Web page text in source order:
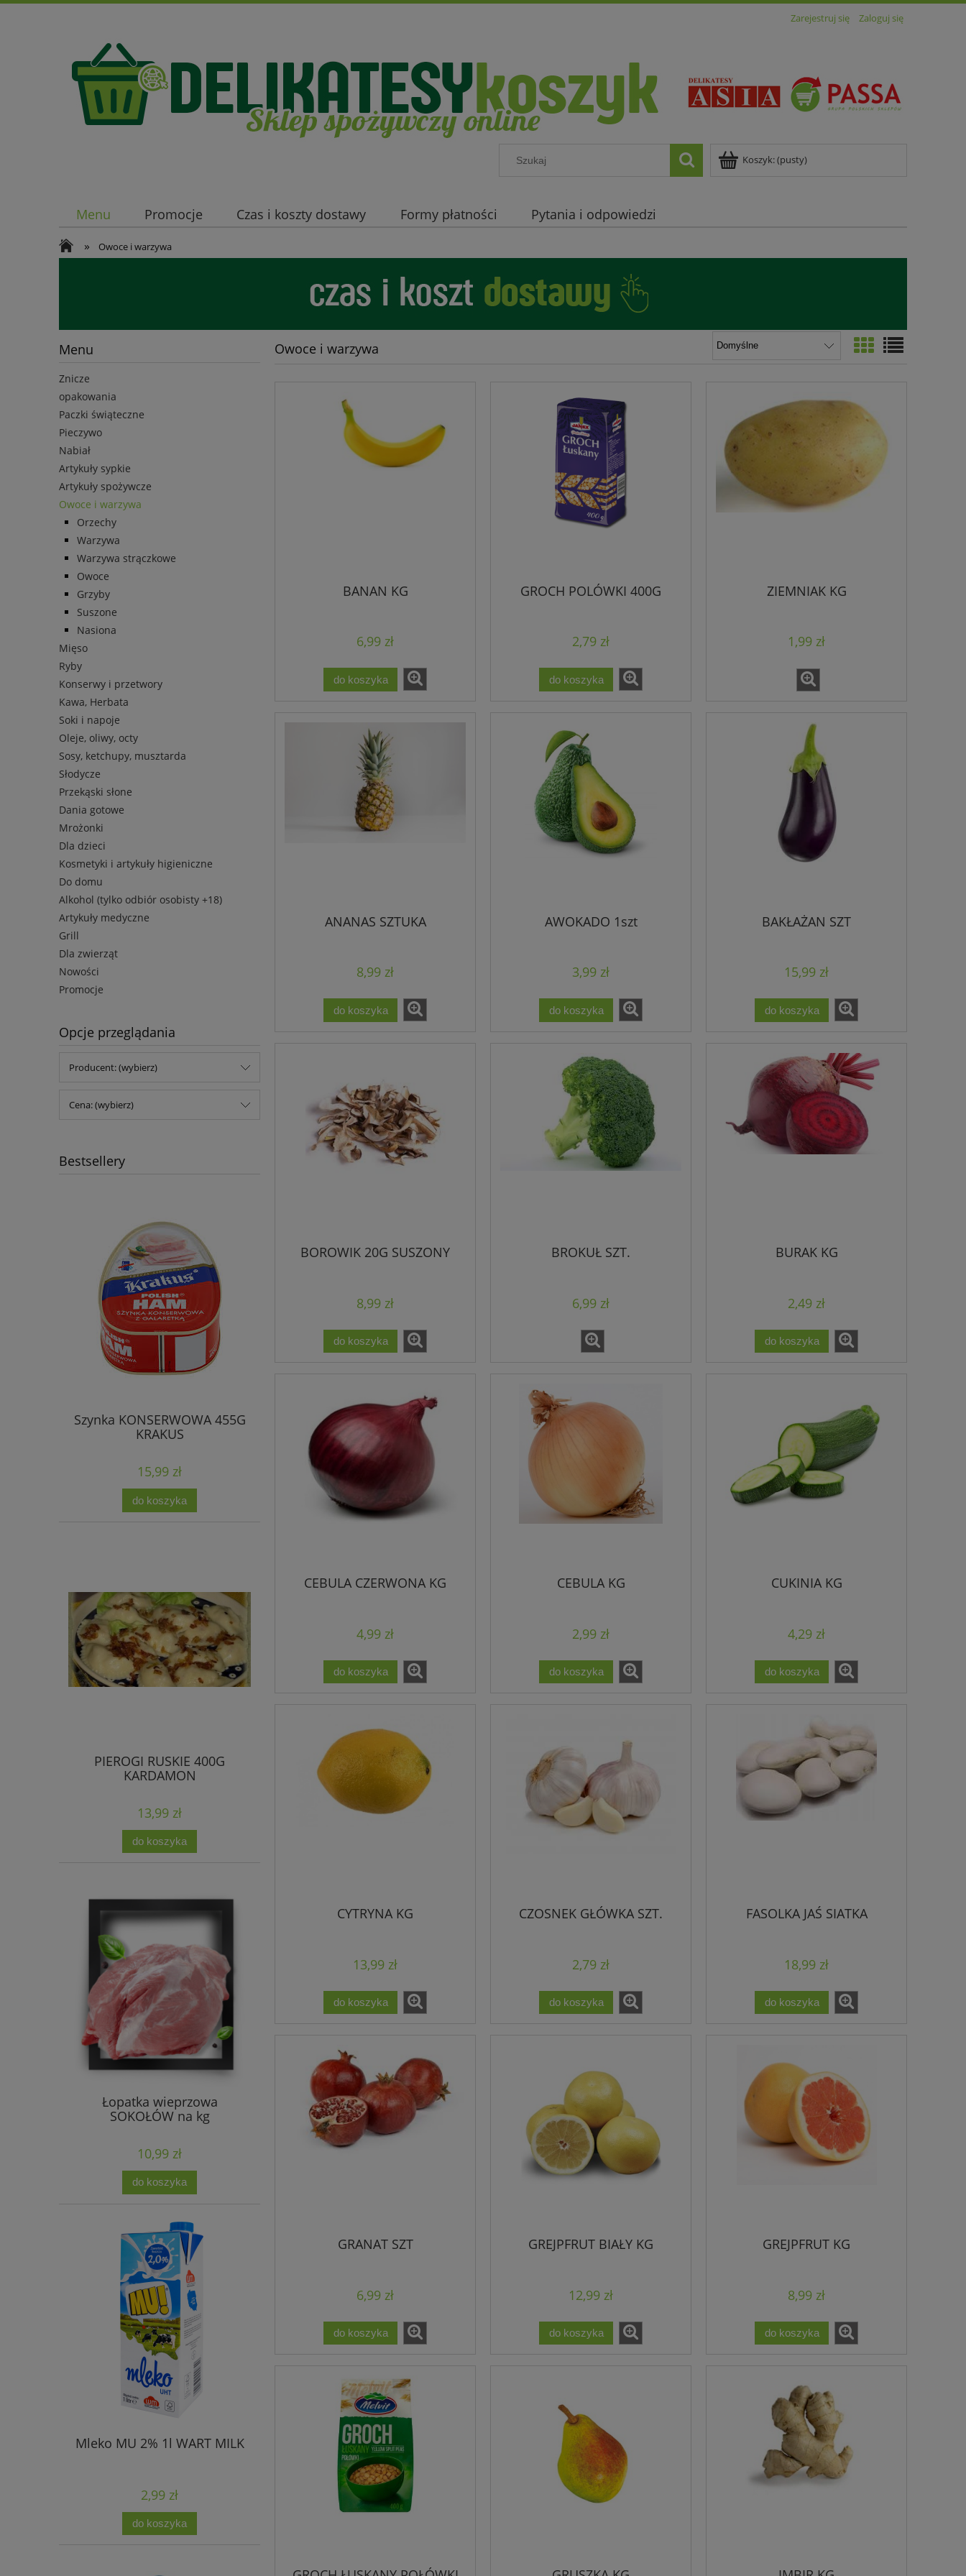
Zarejestruj się Zaloguj się
Koszyk:(pusty)
Menu Promocje Czas i koszty dostawy Formy płatności Pytania i odpowiedzi
» Owoce i warzywa
Menu
Znicze
opakowania
Paczki świąteczne
Pieczywo
Nabiał
Artykuły sypkie
Artykuły spożywcze
Owoce i warzywa
Orzechy
Warzywa
Warzywa strączkowe
Owoce
Grzyby
Suszone
Nasiona
Mięso
Ryby
Konserwy i przetwory
Kawa, Herbata
Soki i napoje
Oleje, oliwy, octy
Sosy, ketchupy, musztarda
Słodycze
Przekąski słone
Dania gotowe
Mrożonki
Dla dzieci
Kosmetyki i artykuły higieniczne
Do domu
Alkohol (tylko odbiór osobisty +18)
Artykuły medyczne
Grill
Dla zwierząt
Nowości
Promocje
Opcje przeglądania
Producent: (wybierz)
Cena: (wybierz)
Bestsellery
Szynka KONSERWOWA 455G
KRAKUS
15,99 zł
do koszyka
PIEROGI RUSKIE 400G
KARDAMON
13,99 zł
do koszyka
Łopatka wieprzowa
SOKOŁÓW na kg
10,99 zł
do koszyka
Mleko MU 2% 1l WART MILK
2,99 zł
do koszyka
Owoce i warzywa
BANAN KG
6,99 zł
do koszyka
GROCH POLÓWKI 400G
2,79 zł
do koszyka
ZIEMNIAK KG
1,99 zł
ANANAS SZTUKA
8,99 zł
do koszyka
AWOKADO 1szt
3,99 zł
do koszyka
BAKŁAŻAN SZT
15,99 zł
do koszyka
BOROWIK 20G SUSZONY
8,99 zł
do koszyka
BROKUŁ SZT.
6,99 zł
BURAK KG
2,49 zł
do koszyka
CEBULA CZERWONA KG
4,99 zł
do koszyka
CEBULA KG
2,99 zł
do koszyka
CUKINIA KG
4,29 zł
do koszyka
CYTRYNA KG
13,99 zł
do koszyka
CZOSNEK GŁÓWKA SZT.
2,79 zł
do koszyka
FASOLKA JAŚ SIATKA
18,99 zł
do koszyka
GRANAT SZT
6,99 zł
do koszyka
GREJPFRUT BIAŁY KG
12,99 zł
do koszyka
GREJPFRUT KG
8,99 zł
do koszyka